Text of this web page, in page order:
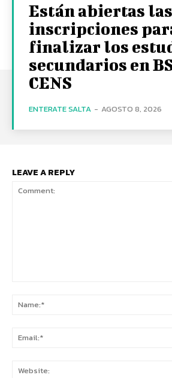
Están abiertas las
inscripciones
finalizar los
secundarios en
CENS
ENTERATE SALTA - AGOSTO 8, 2026
LEAVE A REPLY